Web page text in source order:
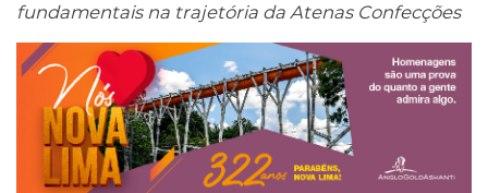
fundamentais na trajetória da Atenas Confecções